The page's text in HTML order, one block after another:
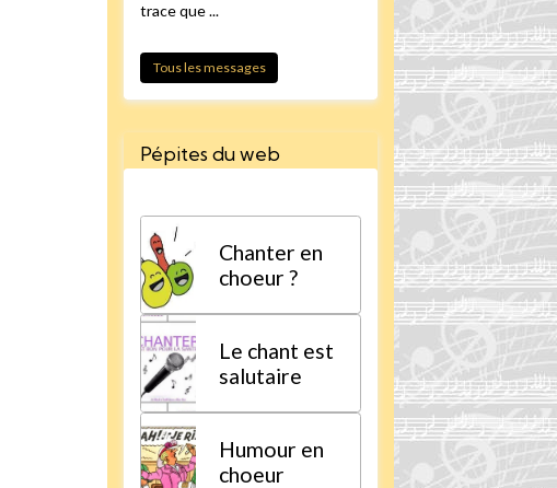
trace que ...
Tous les messages
Pépites du web
Chanter en
choeur ?
Le chant est
salutaire
Humour en
choeur